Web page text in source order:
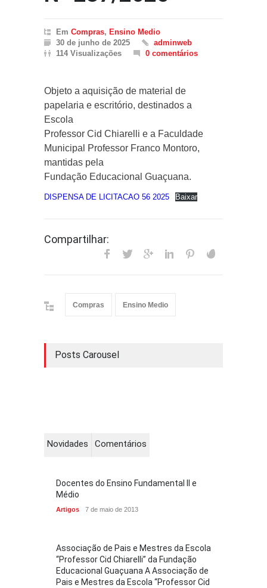
Em Compras, Ensino Medio
30 de junho de 2025
adminweb
114 Visualizações
0 comentários
Objeto a aquisição de material de
papelaria e escritório, destinados a
Escola
Professor Cid Chiarelli e a Faculdade
Municipal Professor Franco Montoro,
mantidas pela
Fundação Educacional Guaçuana.
DISPENSA DE LICITACAO 56 2025 Baixar
Compartilhar:
Compras Ensino Medio
Posts Carousel
Novidades Comentários
Docentes do Ensino Fundamental II e
Médio
Artigos 7 de maio de 2013
Associação de Pais e Mestres da Escola
“Professor Cid Chiarelli” da Fundação
Educacional Guaçuana A Associação de
Pais e Mestres da Escola “Professor Cid